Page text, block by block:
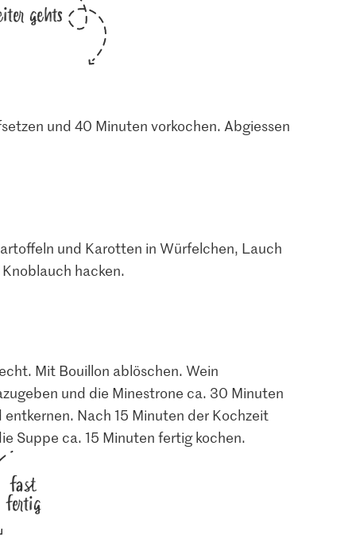
gehts
und 40 Minuten vorkochen. Abgiessen
und Karotten in Würfelchen, Lauch
hacken.
Mit Bouillon ablöschen. Wein
und die Minestrone ca. 30 Minuten
Nach 15 Minuten der Kochzeit
Suppe ca. 15 Minuten fertig kochen.
fast
fertig